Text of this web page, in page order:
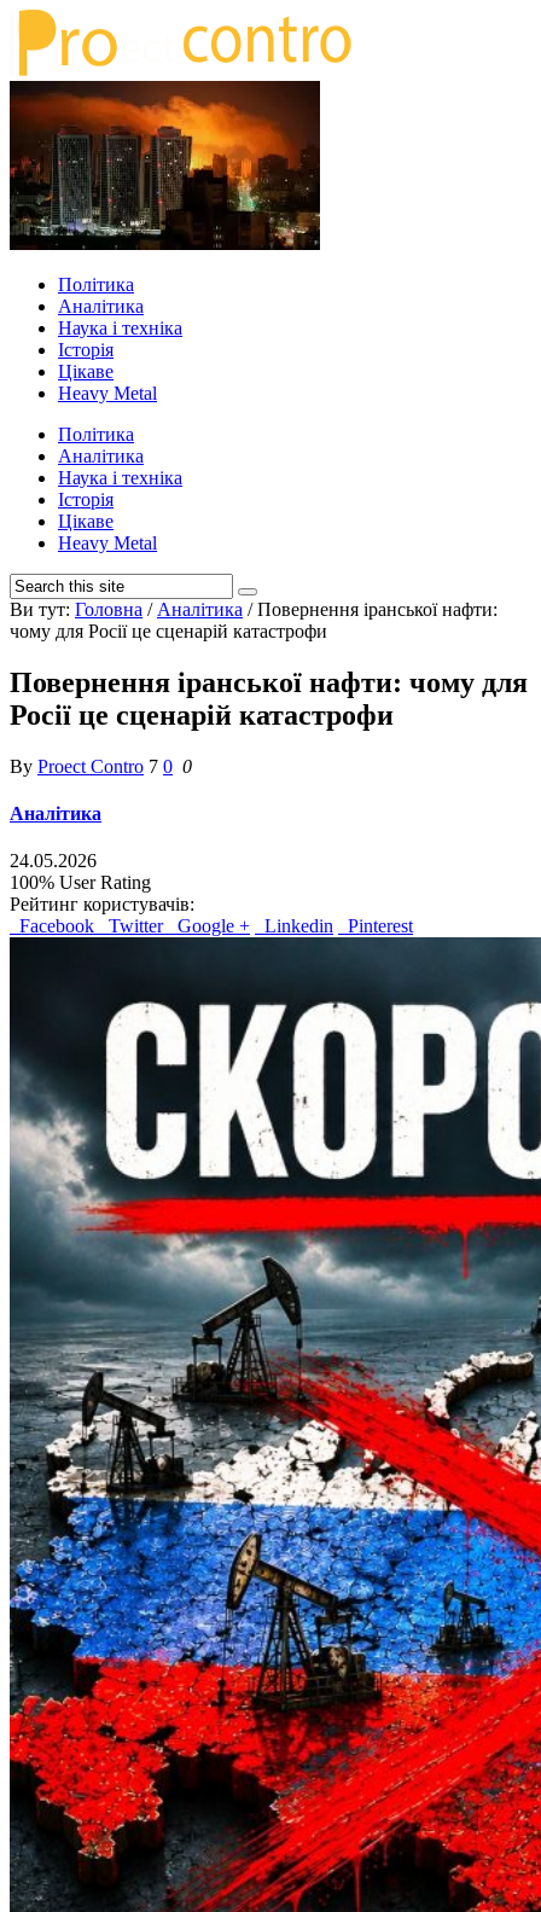
Політика
Аналітика
Наука і техніка
Історія
Цікаве
Heavy Metal
Політика
Аналітика
Наука і техніка
Історія
Цікаве
Heavy Metal
Ви тут: Головна / Аналітика /Повернення іранської нафти:
чому для Росії це сценарій катастрофи
Повернення іранської нафти: чому для
Росії це сценарій катастрофи
By Proect Contro 7 0 0
Аналітика
24.05.2026
100% User Rating
Рейтинг користувачів:
Facebook
Twitter Google + Linkedin Pinterest